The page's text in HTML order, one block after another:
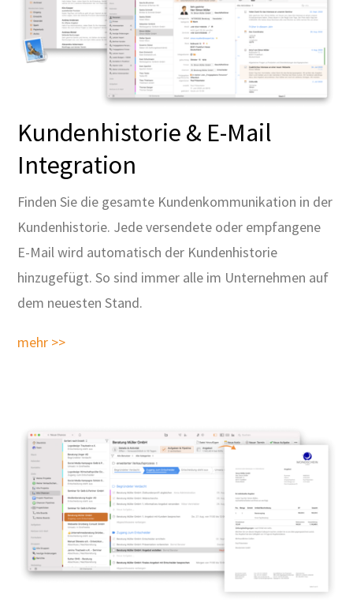
Kundenhistorie & E-Mail
Integration
Finden Sie die gesamte Kundenkommunikation in der
Kundenhistorie. Jede versendete oder empfangene
E-Mail wird automatisch der Kundenhistorie
hinzugefügt. So sind immer alle im Unternehmen auf
dem neuesten Stand.
mehr >>